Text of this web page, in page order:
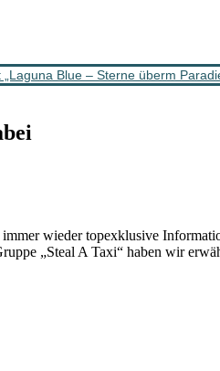
Blue – Sterne überm
wieder topexklusive
„Steal A Taxi“ haben wir